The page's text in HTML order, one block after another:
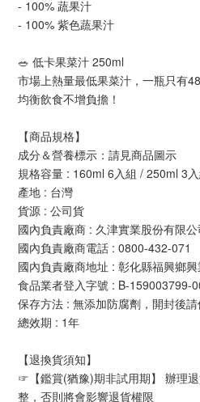
- 100% 蔬果汁
- 100% 紫色蔬果汁
🥗 低卡果菜汁 250ml
市場上熱量最低果菜汁，一瓶只有
均衡飲食不增負擔！
【商品規格】
成分＆營養標示：請見商品圖示
規格容量 : 160ml 6入組 / 250ml 3
產地 : 台灣
貨源 : 公司貨
國內負責廠商 : 久津實業股份有限公
國內負責廠商電話 : 0800-432-071
國內負責廠商地址 : 彰化縣福興鄉
食品業者登入字號 : B-159003799-
保存方法 : 無添加防腐劑，開封後請
總效期 : 1年
【退換貨須知】
☞【鑑賞(猶豫)期非試用期】 辦理
整，否則將會影響退貨權限